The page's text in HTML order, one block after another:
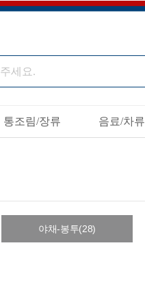
통조림/장류 음료/차류
야채-봉투(28)